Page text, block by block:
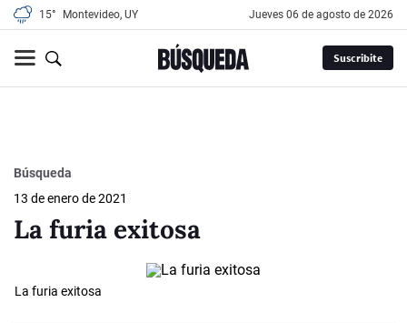
15° Montevideo, UY jueves 06 de agosto de 2026
Suscribite
Búsqueda
13 de enero de 2021
La furia exitosa
La furia exitosa